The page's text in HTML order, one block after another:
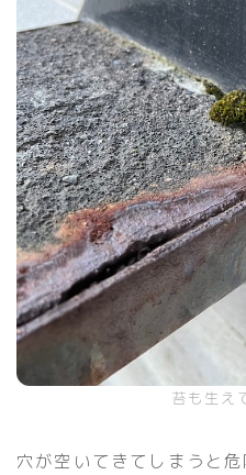
苔も生え
穴が空いてきてしまうと